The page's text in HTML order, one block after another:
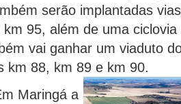
serão implantadas
95, além de uma
vai ganhar um viaduto
km 88, km 89 e km 90.
Maringá a